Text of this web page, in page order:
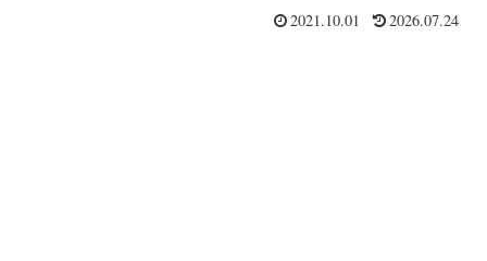
2021.10.01 2026.07.24